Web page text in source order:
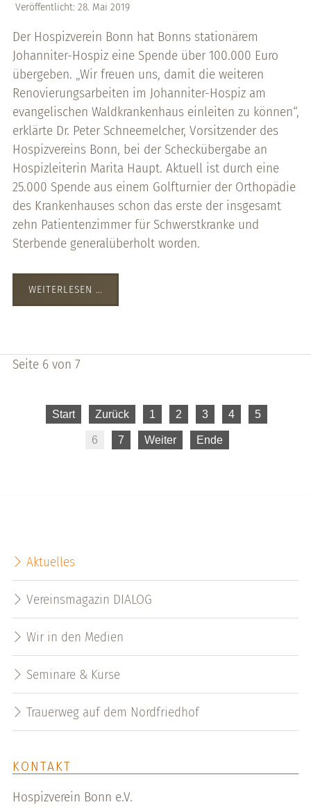
Veröffentlicht: 28. Mai 2019
Der Hospizverein Bonn hat Bonns stationärem
Johanniter-Hospiz eine Spende über 100.000 Euro
übergeben. „Wir freuen uns, damit die weiteren
Renovierungsarbeiten im Johanniter-Hospiz am
evangelischen Waldkrankenhaus einleiten zu können“,
erklärte Dr. Peter Schneemelcher, Vorsitzender des
Hospizvereins Bonn, bei der Scheckübergabe an
Hospizleiterin Marita Haupt. Aktuell ist durch eine
25.000 Spende aus einem Golfturnier der Orthopädie
des Krankenhauses schon das erste der insgesamt
zehn Patientenzimmer für Schwerstkranke und
Sterbende generalüberholt worden.
WEITERLESEN …
Seite 6 von 7
Start Zurück 1 2 3 4 5
6 7 Weiter Ende
Aktuelles
Vereinsmagazin DIALOG
Wir in den Medien
Seminare & Kurse
Trauerweg auf dem Nordfriedhof
KONTAKT
Hospizverein Bonn e.V.